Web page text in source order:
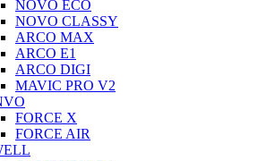
NOVO ECO
NOVO CLASSY
ARCO MAX
ARCO E1
ARCO DIGI
MAVIC PRO V2
FORCE X
FORCE AIR